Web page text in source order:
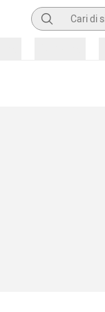
Pencarian